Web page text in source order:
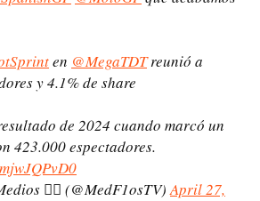
en @MegaTDTreunió a
y 4.1% de share
de 2024 cuando marcó un
423.000 espectadores.
🕵️‍♂️ (@MedF1osTV)April 27,